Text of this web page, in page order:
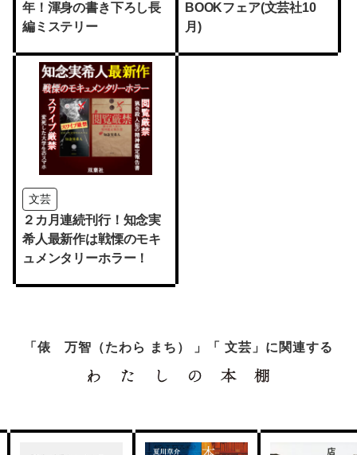
年！渾身の書き下ろし長
編ミステリー
BOOKフェア(文芸社10
月)
文芸
２カ月連続刊行！知念実
希人最新作は戦慄のモキ
ュメンタリーホラー！
「俵 万智（たわら まち） 」「 文芸」に関連する